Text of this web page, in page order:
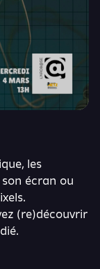
les
écran ou
(re)découvrir